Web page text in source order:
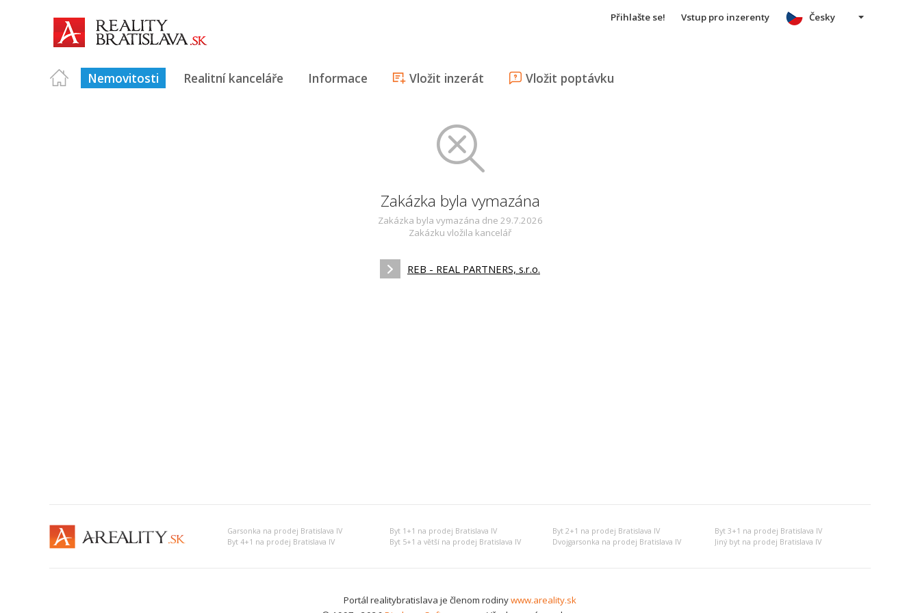
Přihlašte se! Vstup pro inzerenty
Nemovitosti Realitní kanceláře Informace Vložit inzerát Vložit poptávku
Česky
Zakázka byla vymazána
Zakázka byla vymazána dne 29.7.2026
Zakázku vložila kancelář
REB - REAL PARTNERS, s.r.o.
Garsonka na prodej Bratislava IV Byt 1+1 na prodej Bratislava IV Byt 2+1 na prodej Bratislava IV
Byt 3+1 na prodej Bratislava IV
Byt 4+1 na prodej Bratislava IV
Byt 5+1 a větší na prodej Bratislava IV Dvojgarsonka na prodej Bratislava IV Jiný byt na prodej Bratislava IV
Portál realitybratislava je členom rodinywww.areality.sk